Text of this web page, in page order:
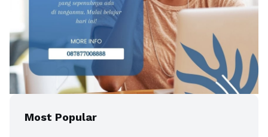
Most Popular